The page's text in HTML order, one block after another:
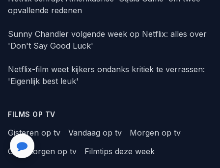
opvallende redenen
Sunny Chandler volgende week op Netflix: alles over
'Don't Say Good Luck'
Netflix-film weet kijkers ondanks kritiek te verrassen:
'Eigenlijk best leuk'
FILMS OP TV
Gisteren op tv Vandaag op tv
Morgen op tv
Overmorgen op tv
Filmtips deze week